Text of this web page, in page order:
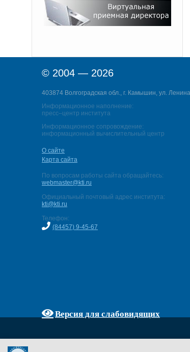
© 2004 — 2026
403874 Волгоградская обл., г. Камышин, ул.
Информационное наполнение:
пресс–центр института
Информационное сопровождение:
информационный вычислительный центр
О сайте
Карта сайта
По вопросам работы сайта обращайтесь:
webmaster@kti.ru
Официальный почтовый адрес института:
kti@kti.ru
Телефон:
(84457) 9-45-67
Версия для слабовидящих